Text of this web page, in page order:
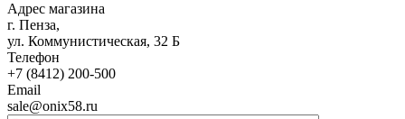
Адрес магазина
г. Пенза,
ул. Коммунистическая, 32 Б
Телефон
+7 (8412) 200-500
Email
sale@onix58.ru